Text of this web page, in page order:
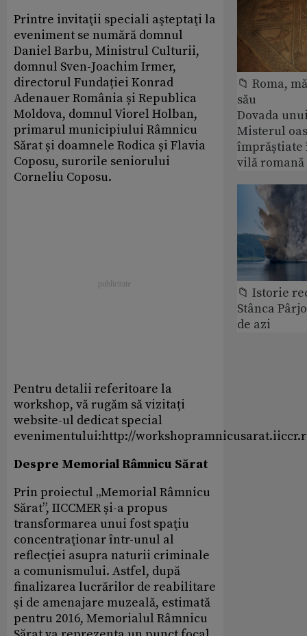
Printre invitaţii speciali aşteptaţi la
eveniment se numără domnul
Daniel Barbu, Ministrul Culturii,
domnul Sven-Joachim Irmer,
directorul Fundației Konrad
Adenauer România și Republica
Moldova, domnul Viorel Holban,
primarul municipiului Râmnicu
Sărat și doamnele Rodica și Flavia
Coposu, surorile seniorului
Corneliu Coposu.
Pentru detalii referitoare la
workshop, vă rugăm să vizitați
website-ul dedicat special
evenimentului:http://
Despre Memorial Râmnicu Sărat
Prin proiectul „Memorial Râmnicu
Sărat”, IICCMER și-a propus
transformarea unui fost spaţiu
concentraţionar într-unul al
reflecţiei asupra naturii criminale
a comunismului. Astfel, după
finalizarea lucrărilor de reabilitare
şi de amenajare muzeală, estimată
pentru 2016, Memorialul Râmnicu
📁 Roma,
său
Dovada
Misterul
împrăștiate
vilă romană
📁 Istorie
Stânca
de azi